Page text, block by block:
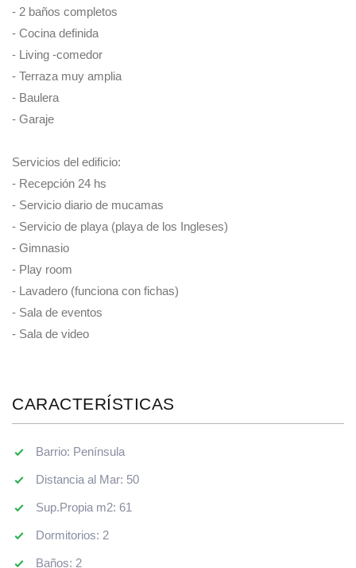
- 2 baños completos
- Cocina definida
- Living -comedor
- Terraza muy amplia
- Baulera
- Garaje
Servicios del edificio:
- Recepción 24 hs
- Servicio diario de mucamas
- Servicio de playa (playa de los Ingleses)
- Gimnasio
- Play room
- Lavadero (funciona con fichas)
- Sala de eventos
- Sala de video
CARACTERÍSTICAS
Barrio: Península
Distancia al Mar: 50
Sup.Propia m2: 61
Dormitorios: 2
Baños: 2